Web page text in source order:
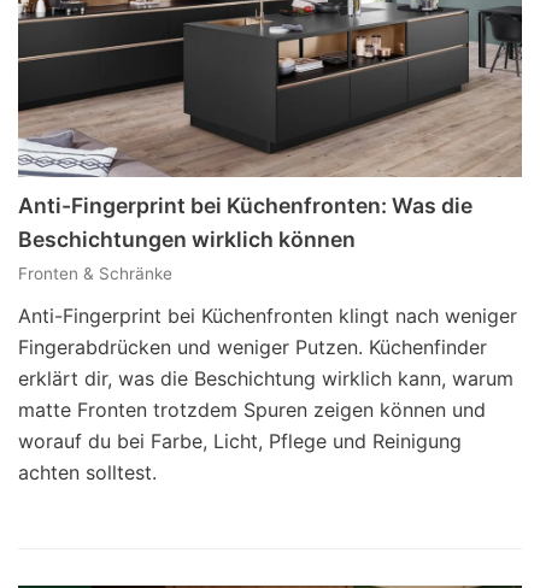
Anti-Fingerprint bei Küchenfronten: Was die
Beschichtungen wirklich können
Fronten & Schränke
Anti-Fingerprint bei Küchenfronten klingt nach weniger
Fingerabdrücken und weniger Putzen. Küchenfinder
erklärt dir, was die Beschichtung wirklich kann, warum
matte Fronten trotzdem Spuren zeigen können und
worauf du bei Farbe, Licht, Pflege und Reinigung
achten solltest.